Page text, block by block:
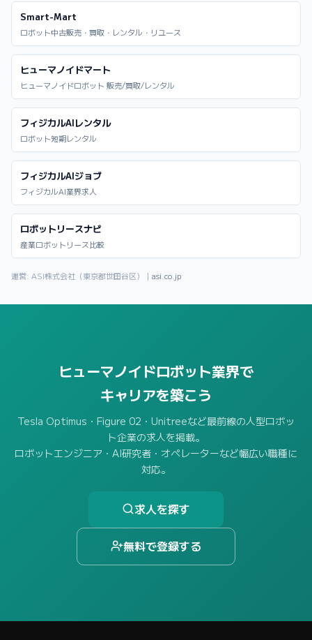
Smart-Mart
ロボット中古販売・買取・レンタル・リユース
ヒューマノイドマート
ヒューマノイドロボット 販売/買取/レンタル
フィジカルAIレンタル
ロボット短期レンタル
フィジカルAIジョブ
フィジカルAI業界求人
ロボットリースナビ
産業ロボットリース比較
運営: ASI株式会社（東京都世田谷区）｜ asi.co.jp
ヒューマノイドロボット業界で
キャリアを築こう
Tesla Optimus・Figure 02・Unitreeなど最前線の人型ロボッ
ト企業の求人を掲載。
ロボットエンジニア・AI研究者・オペレーターなど幅広い職種に
対応。
求人を探す
無料で登録する